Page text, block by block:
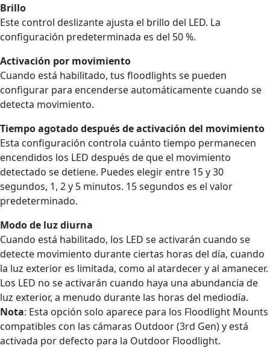
Brillo
Este control deslizante ajusta el brillo del LED. La
configuración predeterminada es del 50 %.
Activación por movimiento
Cuando está habilitado, tus floodlights se pueden
configurar para encenderse automáticamente cuando se
detecta movimiento.
Tiempo agotado después de activación del movimiento
Esta configuración controla cuánto tiempo permanecen
encendidos los LED después de que el movimiento
detectado se detiene. Puedes elegir entre 15 y 30
segundos, 1, 2 y 5 minutos. 15 segundos es el valor
predeterminado.
Modo de luz diurna
Cuando está habilitado, los LED se activarán cuando se
detecte movimiento durante ciertas horas del día, cuando
la luz exterior es limitada, como al atardecer y al amanecer.
Los LED no se activarán cuando haya una abundancia de
luz exterior, a menudo durante las horas del mediodía.
Nota: Esta opción solo aparece para los Floodlight Mounts
compatibles con las cámaras Outdoor (3rd Gen) y está
activada por defecto para la Outdoor Floodlight.